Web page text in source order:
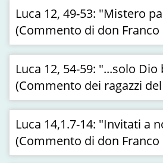
Luca 12, 49-53: "Mistero
(Commento di don
Luca 12, 54-59: "...solo Dio
(Commento dei ragazzi
Luca 14,1.7-14: "Invitati a
(Commento di don